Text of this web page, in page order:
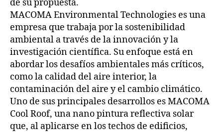
de su propuesta.
MACOMA Environmental Technologies es una
empresa que trabaja por la sostenibilidad
ambiental a través de la innovación y la
investigación científica. Su enfoque está en
abordar los desafíos ambientales más críticos,
como la calidad del aire interior, la
contaminación del aire y el cambio climático.
Uno de sus principales desarrollos es MACOMA
Cool Roof, una nano pintura reflectiva solar
que, al aplicarse en los techos de edificios,